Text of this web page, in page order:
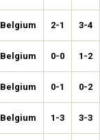
Belgium 2-1 3-4
Belgium 0-0 1-2
Belgium 0-1 0-2
Belgium 1-3 3-3